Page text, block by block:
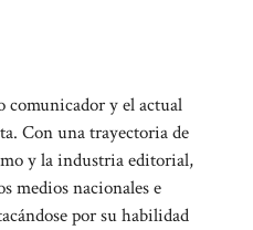
comunicador y el actual
Con una trayectoria de
y la industria editorial,
medios nacionales e
por su habilidad